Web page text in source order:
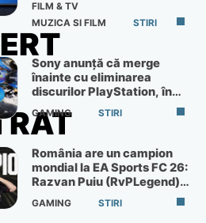
Premium
FILM & TV
MUZICA SI FILM
STIRI
Sony anunță că merge
înainte cu eliminarea
discurilor PlayStation, în
ciuda protestelor
GAMING STIRI
România are un campion
mondial la EA Sports FC 26:
Razvan Puiu (RvPLegend)
câștigă turneul de la Paris
GAMING STIRI